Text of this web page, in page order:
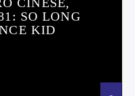
SO LONG
KID